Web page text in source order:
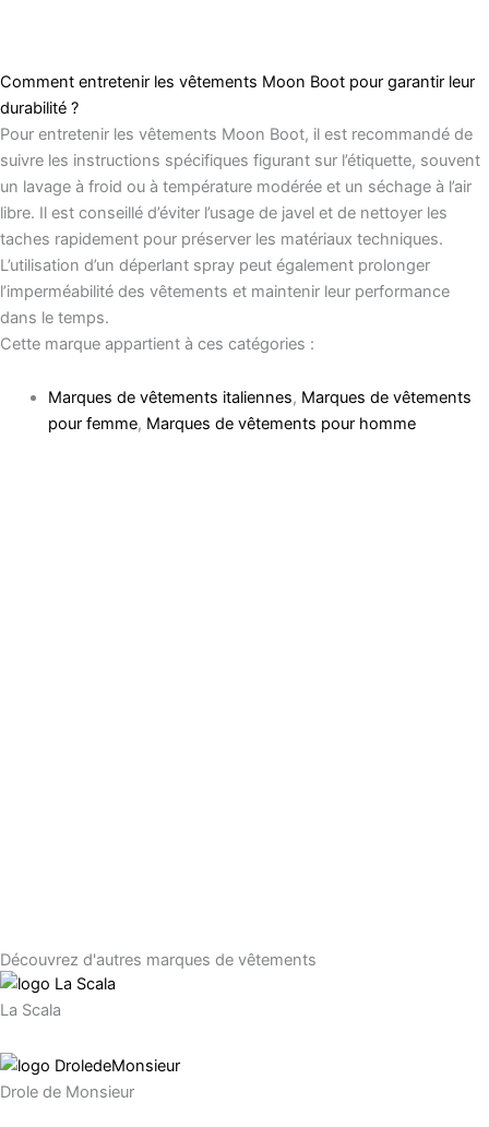
Comment entretenir les vêtements Moon Boot pour garantir leur
durabilité ?
Pour entretenir les vêtements Moon Boot, il est recommandé de
suivre les instructions spécifiques figurant sur l’étiquette, souvent
un lavage à froid ou à température modérée et un séchage à l’air
libre. Il est conseillé d’éviter l’usage de javel et de nettoyer les
taches rapidement pour préserver les matériaux techniques.
L’utilisation d’un déperlant spray peut également prolonger
l’imperméabilité des vêtements et maintenir leur performance
dans le temps.
Cette marque appartient à ces catégories :
Marques de vêtements italiennes, Marques de vêtements
pour femme, Marques de vêtements pour homme
Découvrez d'autres marques de vêtements
La Scala
Drole de Monsieur